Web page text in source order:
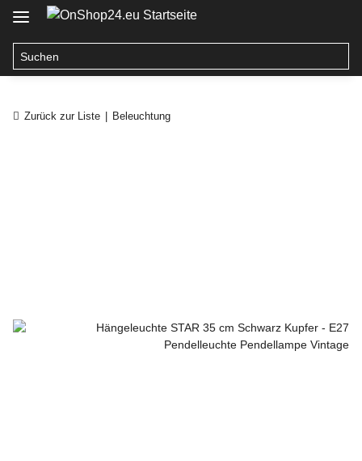
Zurück zur Liste Beleuchtung